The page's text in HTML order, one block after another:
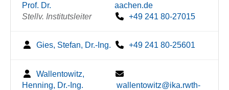
Prof. Dr.
Stellv. Institutsleiter
aachen.de
+49 241 80-27015
Gies, Stefan, Dr.-Ing. +49 241 80-25601
Wallentowitz,
Henning, Dr.-Ing.
wallentowitz@ika.rwth-